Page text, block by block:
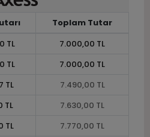
Toplam Tutar
TL
7.000,00 TL
TL
7.000,00 TL
TL
7.490,00 TL
TL
7.630,00 TL
TL
7.770,00 TL